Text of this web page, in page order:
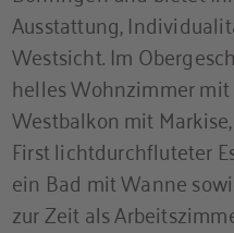
Ausstattung,
Westsicht. Im
helles Wohnzimmer
Westbalkon mit
First lichtdurchfluteter
ein Bad mit Wanne
zur Zeit als